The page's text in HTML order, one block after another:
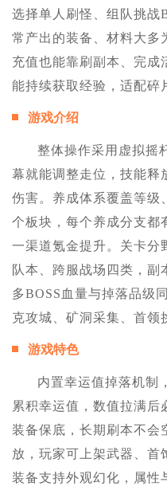
选择单人刷怪、组队挑战
常产出的装备、材料大多
充值也能靠刷副本、完成
能持续获取经验，适配碎
游戏介绍
整体操作采用虚拟摇
幕就能调整走位，技能释
伤害。养成体系覆盖等级
个板块，每个养成分支都
一渠道氪金提升。关卡分
队本、跨服战场四类，副
多BOSS血量与掉落品级
克攻城、矿洞采集、首领
游戏特色
内置幸运值掉落机制
累积幸运值，数值拉满后
装备保底，长期刷本不会
放，玩家可上架武器、首
装备支持外观幻化，属性